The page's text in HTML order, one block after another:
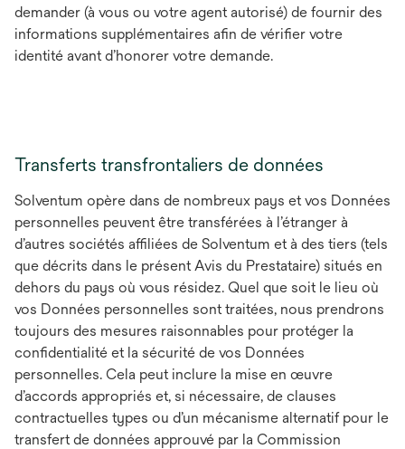
demander (à vous ou votre agent autorisé) de fournir des
informations supplémentaires afin de vérifier votre
identité avant d’honorer votre demande.
Transferts transfrontaliers de données
Solventum opère dans de nombreux pays et vos Données
personnelles peuvent être transférées à l’étranger à
d’autres sociétés affiliées de Solventum et à des tiers (tels
que décrits dans le présent Avis du Prestataire) situés en
dehors du pays où vous résidez. Quel que soit le lieu où
vos Données personnelles sont traitées, nous prendrons
toujours des mesures raisonnables pour protéger la
confidentialité et la sécurité de vos Données
personnelles. Cela peut inclure la mise en œuvre
d’accords appropriés et, si nécessaire, de clauses
contractuelles types ou d’un mécanisme alternatif pour le
transfert de données approuvé par la Commission